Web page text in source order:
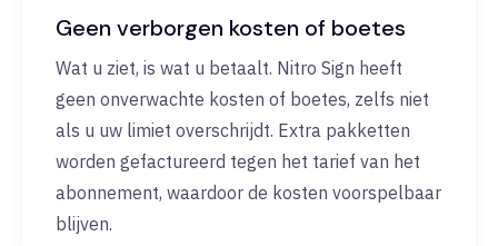
Geen verborgen kosten of boetes
Wat u ziet, is wat u betaalt. Nitro Sign heeft
geen onverwachte kosten of boetes, zelfs niet
als u uw limiet overschrijdt. Extra pakketten
worden gefactureerd tegen het tarief van het
abonnement, waardoor de kosten voorspelbaar
blijven.